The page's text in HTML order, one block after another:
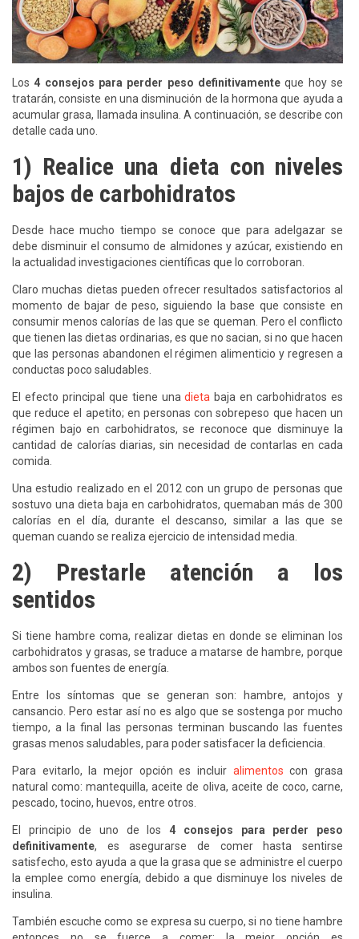
Los 4 consejos para perder peso definitivamente que hoy se
tratarán, consiste en una disminución de la hormona que ayuda a
acumular grasa, llamada insulina. A continuación, se describe con
detalle cada uno.
1) Realice una dieta con niveles
bajos de carbohidratos
Desde hace mucho tiempo se conoce que para adelgazar se
debe disminuir el consumo de almidones y azúcar, existiendo en
la actualidad investigaciones científicas que lo corroboran.
Claro muchas dietas pueden ofrecer resultados satisfactorios al
momento de bajar de peso, siguiendo la base que consiste en
consumir menos calorías de las que se queman. Pero el conflicto
que tienen las dietas ordinarias, es que no sacian, si no que hacen
que las personas abandonen el régimen alimenticio y regresen a
conductas poco saludables.
El efecto principal que tiene unadieta baja en carbohidratos es
que reduce el apetito; en personas con sobrepeso que hacen un
régimen bajo en carbohidratos, se reconoce que disminuye la
cantidad de calorías diarias, sin necesidad de contarlas en cada
comida.
Una estudio realizado en el 2012 con un grupo de personas que
sostuvo una dieta baja en carbohidratos, quemaban más de 300
calorías en el día, durante el descanso, similar a las que se
queman cuando se realiza ejercicio de intensidad media.
2) Prestarle atención a los
sentidos
Si tiene hambre coma, realizar dietas en donde se eliminan los
carbohidratos y grasas, se traduce a matarse de hambre, porque
ambos son fuentes de energía.
Entre los síntomas que se generan son: hambre, antojos y
cansancio. Pero estar así no es algo que se sostenga por mucho
tiempo, a la final las personas terminan buscando las fuentes
grasas menos saludables, para poder satisfacer la deficiencia.
Para evitarlo, la mejor opción es incluir alimentos con grasa
natural como: mantequilla, aceite de oliva, aceite de coco, carne,
pescado, tocino, huevos, entre otros.
El principio de uno de los 4 consejos para perder peso
definitivamente, es asegurarse de comer hasta sentirse
satisfecho, esto ayuda a que la grasa que se administre el cuerpo
la emplee como energía, debido a que disminuye los niveles de
insulina.
También escuche como se expresa su cuerpo, si no tiene hambre